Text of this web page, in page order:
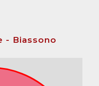
- Biassono